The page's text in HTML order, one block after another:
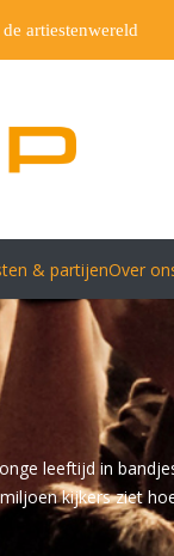
artiestenwereld
& partijenOver
leeftijd in
kijkers ziet